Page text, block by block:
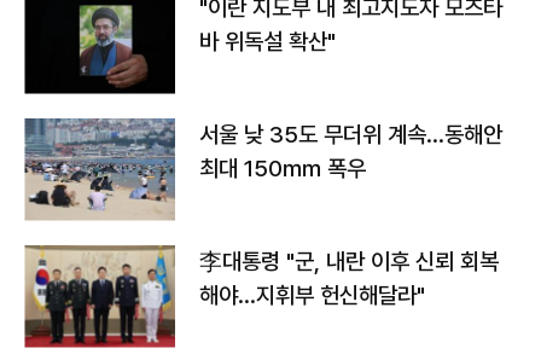
"이란 지도부 내 최고지도자 모즈타
바 위독설 확산"
서울 낮 35도 무더위 계속…동해안
최대 150㎜ 폭우
李대통령 "군, 내란 이후 신뢰 회복
해야…지휘부 헌신해달라"